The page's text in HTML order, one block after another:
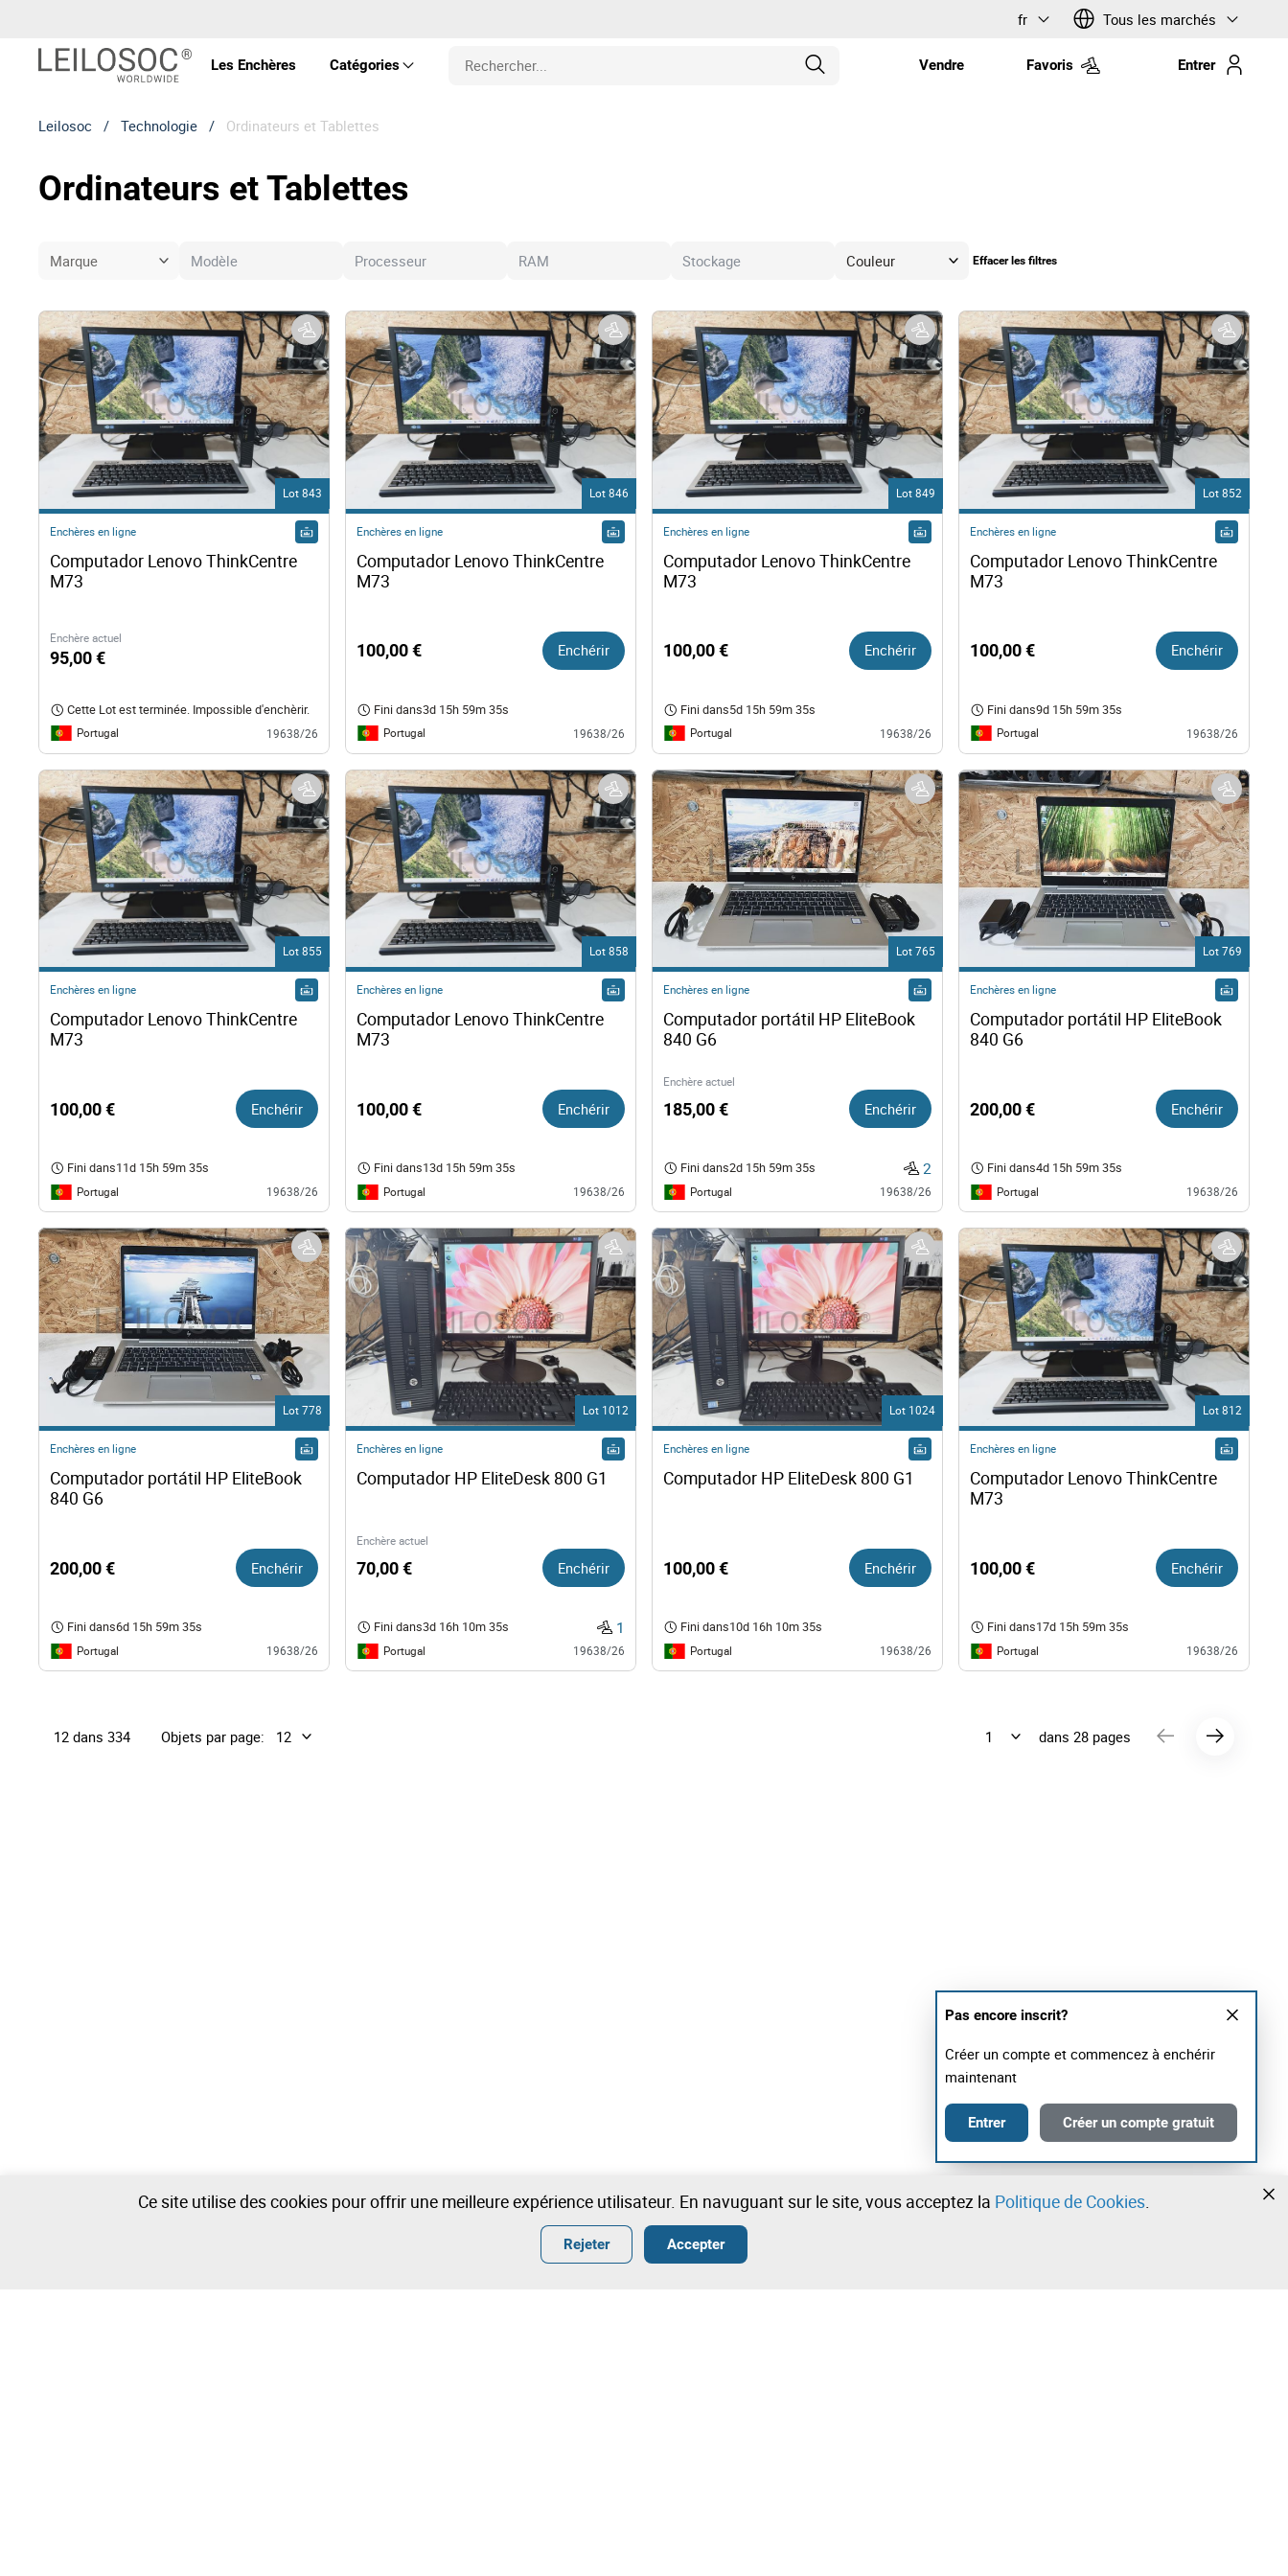
fr Tous les marchés
Les Enchères Catégories
Véhicule
Machines
Art et Pièces de Collection
Droits
Technologie
Mobilier et Décoration
Vendre Favoris Entrer
Leilosoc / Technologie / Ordinateurs et Tablettes
Ordinateurs et Tablettes
Effacer les filtres
Lot 843
Enchères en ligne
Computador Lenovo ThinkCentre
Enchère actuel
95,00 €
Cette Lot est terminée. Impossible d'enchèrir.
Portugal 19638/26
Lot 846
Enchères en ligne
Computador Lenovo ThinkCentre
100,00 € Enchérir
Fini dans3d 15h 59m 34s
Portugal 19638/26
Lot 849
Enchères en ligne
Computador Lenovo ThinkCentre
M73
100,00 € Enchérir
Fini dans5d 15h 59m 34s
Portugal 19638/26
Lot 852
Enchères en ligne
Computador Lenovo ThinkCentre
100,00 € Enchérir
Fini dans9d 15h 59m 34s
Portugal 19638/26
Lot 855
Enchères en ligne
Computador Lenovo ThinkCentre
100,00 € Enchérir
Fini dans11d 15h 59m 34s
Portugal 19638/26
Lot 858
Enchères en ligne
Computador Lenovo ThinkCentre
100,00 € Enchérir
Fini dans13d 15h 59m 34s
Portugal 19638/26
Lot 765
Enchères en ligne
Computador portátil HP EliteBook
840 G6
Enchère actuel
185,00 € Enchérir
Fini dans2d 15h 59m 34s 2
Portugal 19638/26
Lot 769
Enchères en ligne
Computador portátil HP EliteBook
200,00 € Enchérir
Fini dans4d 15h 59m 34s
Portugal 19638/26
Lot 778
Enchères en ligne
Computador portátil HP EliteBook
200,00 € Enchérir
Fini dans6d 15h 59m 34s
Portugal 19638/26
Lot 1012
Enchères en ligne
Computador HP EliteDesk 800 G1
Enchère actuel
70,00 € Enchérir
Fini dans3d 16h 10m 34s 1
Portugal 19638/26
Lot 1024
Enchères en ligne
Computador HP EliteDesk 800 G1
100,00 € Enchérir
Fini dans10d 16h 10m 34s
Portugal 19638/26
Lot 812
Enchères en ligne
Computador Lenovo ThinkCentre
100,00 € Enchérir
Fini dans17d 15h 59m 34s
Portugal 19638/26
12 dans 334 Objets par page: dans 28 pages
Pas encore inscrit?
Créer un compte et commencez à enchérir
maintenant
Entrer Créer un compte gratuit
Ce site utilise des cookies pour offrir une meilleure expérience utilisateur. En navuguant sur le site, vous acceptez la Politique de Cookies.
Rejeter Accepter